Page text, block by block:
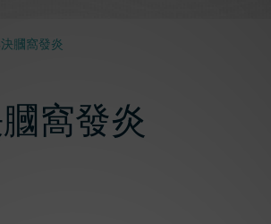
膕窩發炎
窩發炎